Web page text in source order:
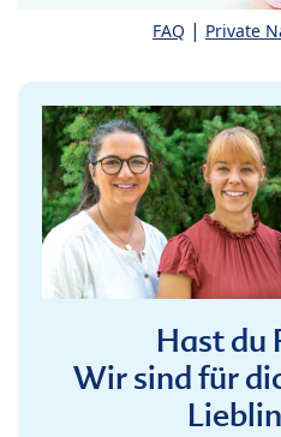
FAQ | Private
Hast du
Wir sind für